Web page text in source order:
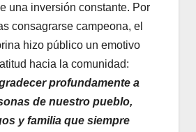
una inversión constante. Por
consagrarse campeona, el
hizo público un emotivo
hacia la comunidad:
profundamente a
de nuestro pueblo,
y familia que siempre